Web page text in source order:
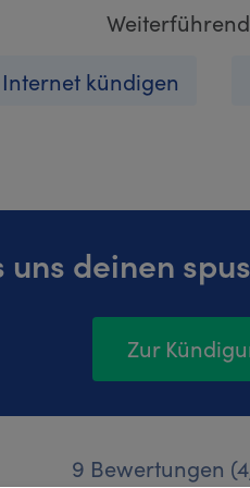
Internet kündigen
uns deinen
Zur
9 Bewertungen